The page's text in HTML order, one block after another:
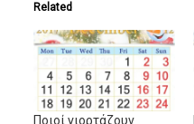
Related
Ποιοί γιορτάζουν